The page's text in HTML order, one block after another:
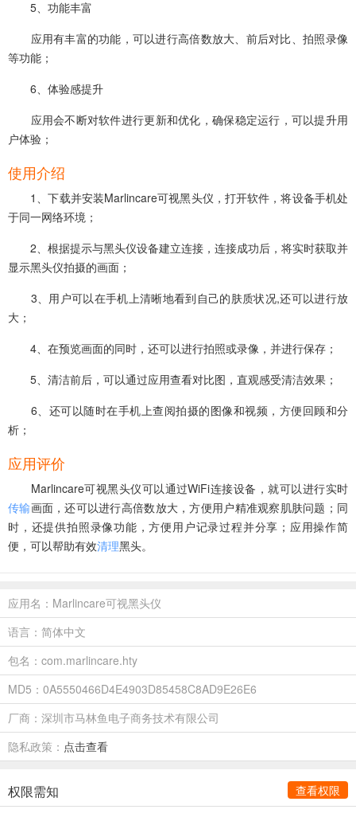
5、功能丰富
应用有丰富的功能，可以进行‌高倍数放大、前后对比、‌拍照录像
等功能‌；
6、体验感提升
应用会不断对软件进行更新和优化，确保稳定运行，可以提升用
户体验；
使用介绍
1、下载并安装Marlincare可视黑头仪，打开软件，将设备手机处
于同一网络环境；
2、根据提示与黑头仪设备建立连接‌，连接成功后，将实时获取并
显示黑头仪拍摄的画面；
3、用户可以在手机上清晰地看到自己的肤质状况,还可以进行放
大；
4、在预览画面的同时，还可以进行拍照或录像，并进行保存；
5、清洁前后，可以通过应用查看对比图，直观感受清洁效果；
6、还可以随时在手机上查阅拍摄的图像和视频，方便回顾和分
析；
应用评价
‌Marlincare可视黑头仪可以通过WiFi连接设备，就可以进行实时
传输画面，还可以进行高倍数放大，方便用户精准观察肌肤问题；同
时，还提供拍照录像功能，方便用户记录过程并分享；应用操作简
便，可以帮助有效清理黑头。
应用名：Marlincare可视黑头仪
语言：简体中文
包名：com.marlincare.hty
MD5：0A5550466D4E4903D85458C8AD9E26E6
厂商：深圳市马林鱼电子商务技术有限公司
隐私政策： 点击查看
权限需知 查看权限